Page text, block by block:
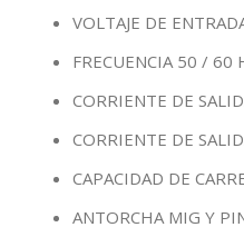
VOLTAJE DE
FRECUENCIA 50 / 60
CORRIENTE DE
CORRIENTE DE
CAPACIDAD DE
ANTORCHA MIG Y